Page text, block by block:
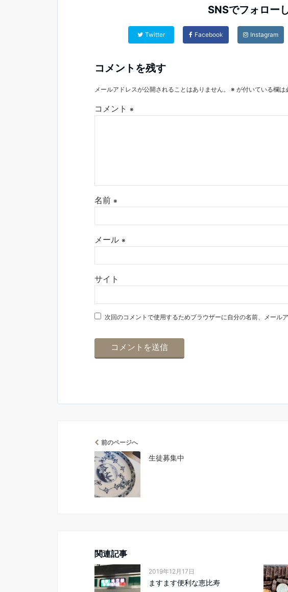
SNSでフォロー
Twitter Facebook Instagram
コメントを残す
メールアドレスが公開されることはありません。 ※ が付いている欄は
コメント ※
名前 ※
メール ※
サイト
次回のコメントで使用するためブラウザーに自分の名前、メール
前のページへ
生徒募集中
関連記事
2019年12月17日
ますます便利な恵比寿